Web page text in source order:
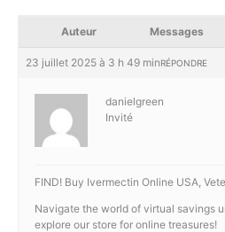
Auteur Messages
23 juillet 2025 à 3 h 49 minRÉPONDRE
danielgreen
Invité
FIND! Buy Ivermectin Online USA,
Navigate the world of virtual savings
explore our store for online treasures!